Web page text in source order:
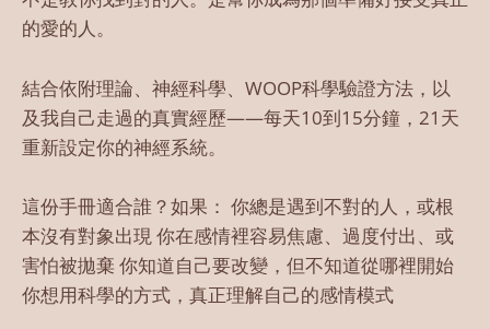
的愛的人。
結合依附理論、神經科學、WOOP科學驗證方法，以
及我自己走過的真實經歷——每天10到15分鐘，21天
重新設定你的神經系統。
這份手冊適合誰？如果： 你總是遇到不對的人，或根
本沒有對象出現 你在感情裡容易焦慮、過度付出、或
害怕被拋棄 你知道自己要改變，但不知道從哪裡開始
你想用科學的方式，真正理解自己的感情模式